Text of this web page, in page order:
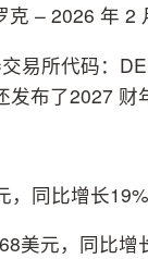
– 2026 年 2
易所代码：
布了2027 财
同比增长19%
美元，同比